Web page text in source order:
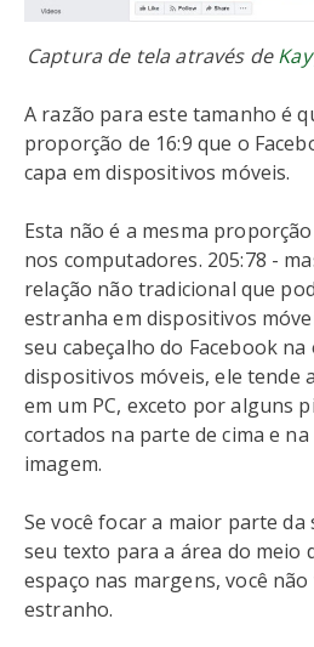
Captura de tela através de
A razão para este tamanho é
proporção de 16:9 que o
capa em dispositivos móveis.
Esta não é a mesma
nos computadores. 205:78 -
relação não tradicional que
estranha em dispositivos
seu cabeçalho do Facebook
dispositivos móveis, ele tende
em um PC, exceto por alguns
cortados na parte de cima e
imagem.
Se você focar a maior parte
seu texto para a área do meio
espaço nas margens, você
estranho.